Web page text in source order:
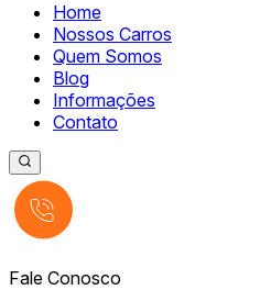
Home
Nossos Carros
Quem Somos
Blog
Informações
Contato
Fale Conosco